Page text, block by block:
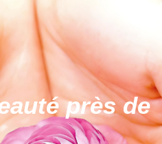
près de